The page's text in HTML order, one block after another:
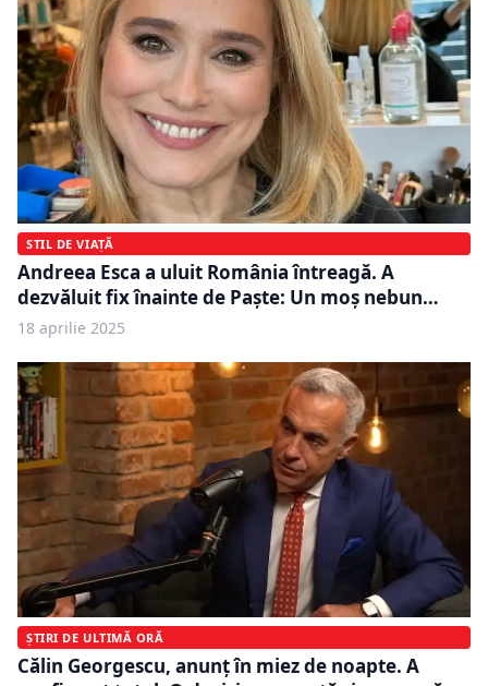
STIL DE VIAȚĂ
Andreea Esca a uluit România întreagă. A
dezvăluit fix înainte de Paște: Un moș nebun…
18 aprilie 2025
ȘTIRI DE ULTIMĂ ORĂ
Călin Georgescu, anunț în miez de noapte. A